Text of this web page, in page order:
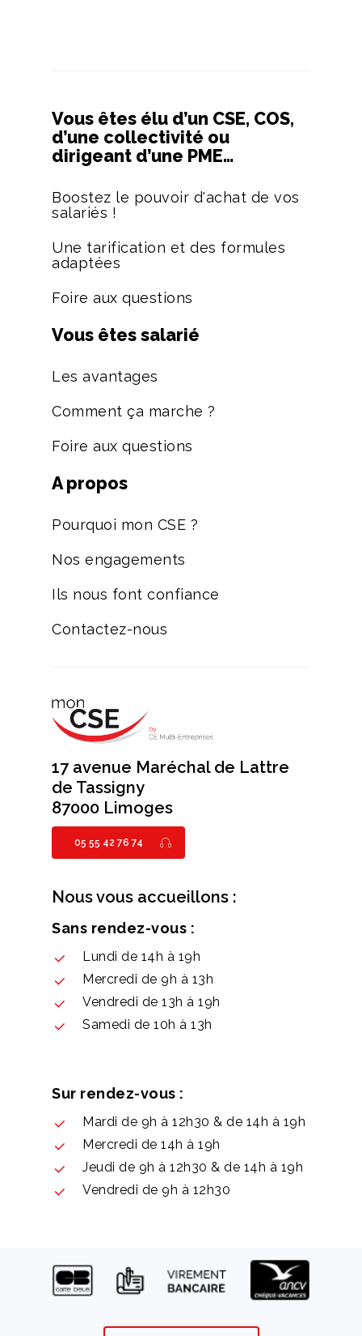
Vous êtes élu d’un CSE, COS,
d’une collectivité ou
dirigeant d’une PME…
Boostez le pouvoir d'achat de vos
salariés !
Une tarification et des formules
adaptées
Foire aux questions
Vous êtes salarié
Les avantages
Comment ça marche ?
Foire aux questions
A propos
Pourquoi mon CSE ?
Nos engagements
Ils nous font confiance
Contactez-nous
17 avenue Maréchal de Lattre
de Tassigny
87000 Limoges
05 55 42 76 74
Nous vous accueillons :
Sans rendez-vous :
Lundi de 14h à 19h
Mercredi de 9h à 13h
Vendredi de 13h à 19h
Samedi de 10h à 13h
Sur rendez-vous :
Mardi de 9h à 12h30 & de 14h à 19h
Mercredi de 14h à 19h
Jeudi de 9h à 12h30 & de 14h à 19h
Vendredi de 9h à 12h30